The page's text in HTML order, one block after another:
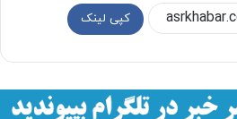
کپی لینک